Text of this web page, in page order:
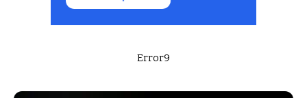
Error9